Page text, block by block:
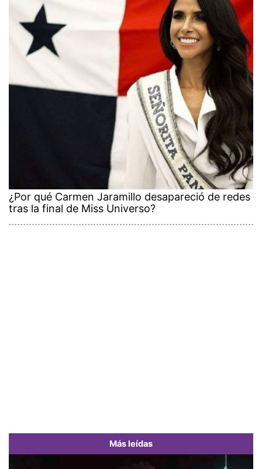
¿Por qué Carmen Jaramillo desapareció de redes
tras la final de Miss Universo?
Más leídas